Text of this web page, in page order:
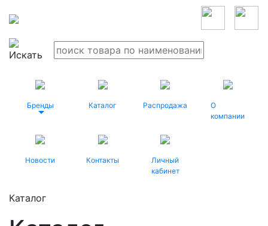
Бренды Каталог Распродажа
О
компании
Новости Контакты
Личный
кабинет
Каталог